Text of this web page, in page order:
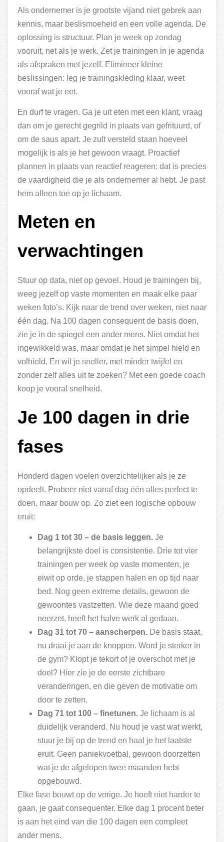
Als ondernemer is je grootste vijand niet gebrek aan
kennis, maar beslismoeheid en een volle agenda. De
oplossing is structuur. Plan je week op zondag
vooruit, net als je werk. Zet je trainingen in je agenda
als afspraken met jezelf. Elimineer kleine
beslissingen: leg je trainingskleding klaar, weet
vooraf wat je eet.
En durf te vragen. Ga je uit eten met een klant, vraag
dan om je gerecht gegrild in plaats van gefrituurd, of
om de saus apart. Je zult versteld staan hoeveel
mogelijk is als je het gewoon vraagt. Proactief
plannen in plaats van reactief reageren: dat is precies
de vaardigheid die je als ondernemer al hebt. Je past
hem alleen toe op je lichaam.
Meten en
verwachtingen
Stuur op data, niet op gevoel. Houd je trainingen bij,
weeg jezelf op vaste momenten en maak elke paar
weken foto’s. Kijk naar de trend over weken, niet naar
één dag. Na 100 dagen consequent de basis doen,
zie je in de spiegel een ander mens. Niet omdat het
ingewikkeld was, maar omdat je het simpel hield en
volhield. En wil je sneller, met minder twijfel en
zonder zelf alles uit te zoeken? Met een goede coach
koop je vooral snelheid.
Je 100 dagen in drie
fases
Honderd dagen voelen overzichtelijker als je ze
opdeelt. Probeer niet vanaf dag één alles perfect te
doen, maar bouw op. Zo ziet een logische opbouw
eruit:
Dag 1 tot 30 – de basis leggen. Je
belangrijkste doel is consistentie. Drie tot vier
trainingen per week op vaste momenten, je
eiwit op orde, je stappen halen en op tijd naar
bed. Nog geen extreme details, gewoon de
gewoontes vastzetten. Wie deze maand goed
neerzet, heeft het halve werk al gedaan.
Dag 31 tot 70 – aanscherpen. De basis staat,
nu draai je aan de knoppen. Word je sterker in
de gym? Klopt je tekort of je overschot met je
doel? Hier zie je de eerste zichtbare
veranderingen, en die geven de motivatie om
door te zetten.
Dag 71 tot 100 – finetunen. Je lichaam is al
duidelijk veranderd. Nu houd je vast wat werkt,
stuur je bij op de trend en haal je het laatste
eruit. Geen paniekvoetbal, gewoon doorzetten
wat je de afgelopen twee maanden hebt
opgebouwd.
Elke fase bouwt op de vorige. Je hoeft niet harder te
gaan, je gaat consequenter. Elke dag 1 procent beter
is aan het eind van die 100 dagen een compleet
ander mens.